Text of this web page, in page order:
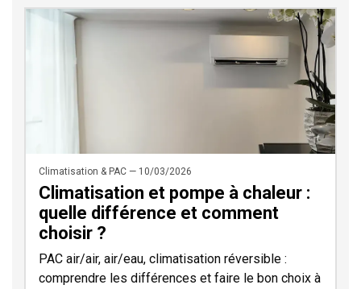
Climatisation & PAC — 10/03/2026
Climatisation et pompe à chaleur :
quelle différence et comment
choisir ?
PAC air/air, air/eau, climatisation réversible :
comprendre les différences et faire le bon choix à